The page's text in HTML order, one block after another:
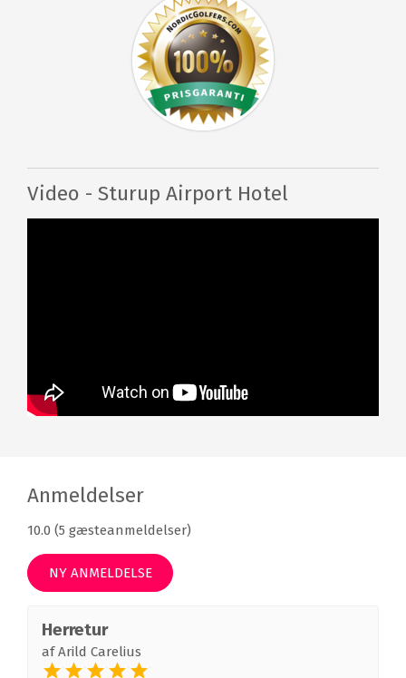
Video - Sturup Airport Hotel
Anmeldelser
10.0 (5 gæsteanmeldelser)
NY ANMELDELSE
Herretur
afArild Carelius